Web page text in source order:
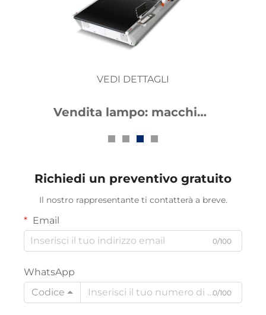
VEDI DETTAGLI
Vendita lampo: macchina
automatica per il taglio
attrezzatura per il taglio
di capi d'abbigliamento
Richiedi un preventivo gratuito
Il nostro rappresentante ti contatterà a breve.
Email
0/100
WhatsApp
Codice
0/100